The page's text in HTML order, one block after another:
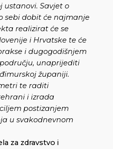
ustanovi. Savjet o
sebi dobit će najmanje
realizirat će se
i Hrvatske te će
i dugogodišnjem
unaprijediti
županiji.
te raditi
i izrada
postizanjem
u svakodnevnom
za zdravstvo i